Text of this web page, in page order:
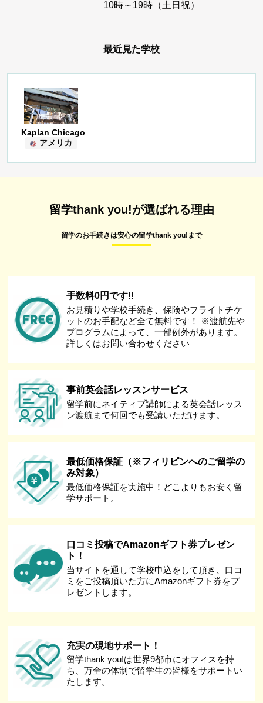
10時～19時（土日祝）
最近見た学校
Kaplan Chicago
アメリカ
留学thank you!が選ばれる理由
留学のお手続きは安心の留学thank you!まで
手数料0円です!!
お見積りや学校手続き、保険やフライトチケ
ットのお手配など全て無料です！ ※渡航先や
プログラムによって、一部例外があります。
詳しくはお問い合わせください
事前英会話レッスンサービス
留学前にネイティブ講師による英会話レッス
ン渡航まで何回でも受講いただけます。
最低価格保証（※フィリピンへのご留学の
み対象）
最低価格保証を実施中！どこよりもお安く留
学サポート。
口コミ投稿でAmazonギフト券プレゼン
ト！
当サイトを通して学校申込をして頂き、口コ
ミをご投稿頂いた方にAmazonギフト券をプ
レゼントします。
充実の現地サポート！
留学thank you!は世界9都市にオフィスを持
ち、万全の体制で留学生の皆様をサポートい
たします。